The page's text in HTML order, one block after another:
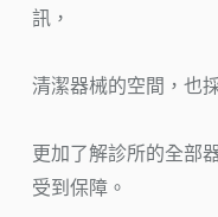
訊，
清潔器械的空間，也
更加了解診所的全部
受到保障。